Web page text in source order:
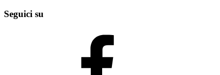
Seguici su